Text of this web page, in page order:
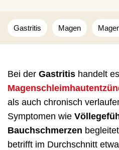
Gastritis
Magen
Bei der Gastritis handelt
als auch chronisch
Symptomen wie
Bauchschmerzen
betrifft im Durchschnitt